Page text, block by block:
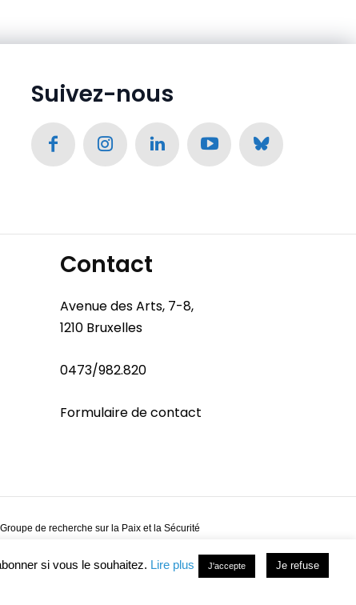
Suivez-nous
Contact
Avenue des Arts, 7-8,
1210 Bruxelles
0473/982.820
Formulaire de contact
de recherche sur la Paix et la Sécurité
si vous le souhaitez. Lire plus J'accepte Je refuse